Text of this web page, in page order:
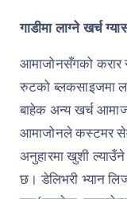
गाडीमा लाग्ने खर्च
आमाजोनसँगको करार
रुटको ब्लकसाइजमा
बाहेक अन्य खर्च
आमाजोनले कस्टमर
अनुहारमा खुशी
छ। डेलिभरी भ्यान